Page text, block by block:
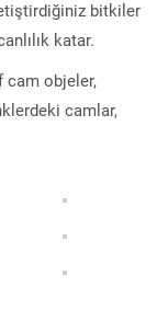
bitkiler
katar.
cam objeler,
camlar,